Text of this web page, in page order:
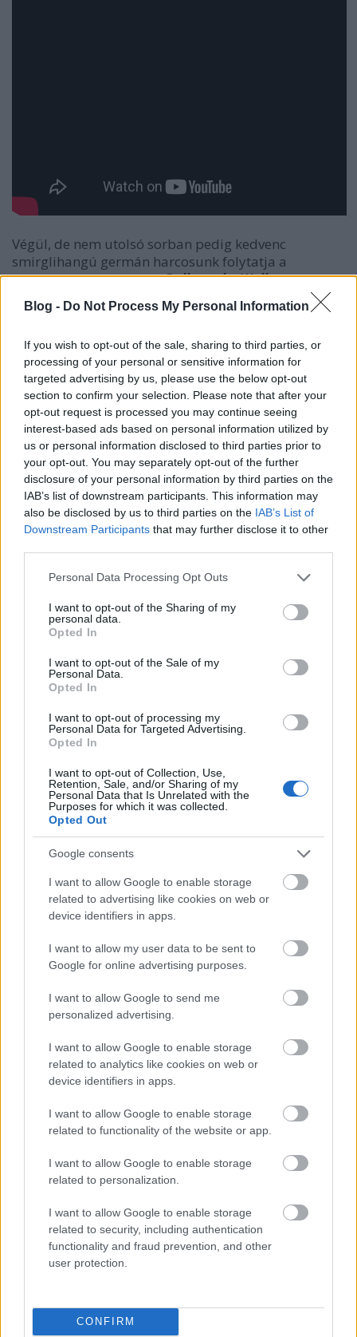
Blog - Do Not Process My Personal Information
If you wish to opt-out of the sale, sharing to third parties, or
processing of your personal or sensitive information for
targeted advertising by us, please use the below opt-out
section to confirm your selection. Please note that after your
opt-out request is processed you may continue seeing
interest-based ads based on personal information utilized by
us or personal information disclosed to third parties prior to
your opt-out. You may separately opt-out of the further
disclosure of your personal information by third parties on the
IAB’s list of downstream participants. This information may
also be disclosed by us to third parties on the IAB’s List of
Downstream Participants that may further disclose it to other
Please note that this website/app uses one or more Google
not limited to your visit or usage behaviour. You may click to
grant or deny consent to Google and its third-party tags to
use your data for below specified purposes in below Google
consent section.
Personal Data Processing Opt Outs
I want to opt-out of the Sharing of my
personal data.
Opted In
I want to opt-out of the Sale of my
Personal Data.
Opted In
I want to opt-out of processing my
Personal Data for Targeted Advertising.
Opted In
I want to opt-out of Collection, Use,
Retention, Sale, and/or Sharing of my
Personal Data that Is Unrelated with the
Purposes for which it was collected.
Opted Out
Google consents
I want to allow Google to enable storage
related to advertising like cookies on web or
device identifiers in apps.
I want to allow my user data to be sent to
Google for online advertising purposes.
I want to allow Google to send me
personalized advertising.
I want to allow Google to enable storage
related to analytics like cookies on web or
device identifiers in apps.
I want to allow Google to enable storage
related to functionality of the website or app.
I want to allow Google to enable storage
related to personalization.
I want to allow Google to enable storage
related to security, including authentication
functionality and fraud prevention, and other
user protection.
CONFIRM
Végül, de nem utolsó sorban pedig kedvenc
smirglihangú germán harcosunk folytatja a
negyvenedik évfordulósBalls to the Wall
diadalmenetet a
Dirkschneider formációval.
került a Pünkösd hétvégi esemény napi bontása is:
Minden további fontos infoITT, jegyek .
Címkék:exodus geoff tate dirkschneider w.a.s.p.
rock hard crimson glory